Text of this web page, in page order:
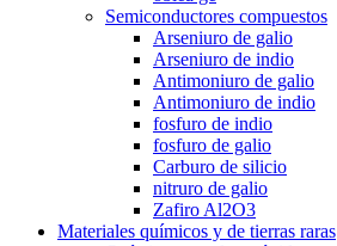
Semiconductores compuestos
Arseniuro de galio
Arseniuro de indio
Antimoniuro de galio
Antimoniuro de indio
fosfuro de indio
fosfuro de galio
Carburo de silicio
nitruro de galio
Zafiro Al2O3
Materiales químicos y de tierras raras